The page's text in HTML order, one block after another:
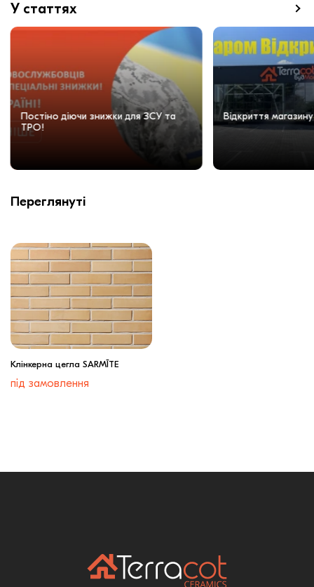
У статтях
Постіно діючи знижки для ЗСУ та
ТРО!
Відкриття магазину
Переглянуті
Клінкерна цегла SARMĪTE
під замовлення